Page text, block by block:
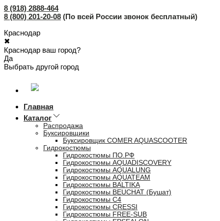
8 (918) 2888-464
8 (800) 201-20-08 (По всей России звонок бесплатный)
Краснодар
✖
Краснодар ваш город?
Да
Выбрать другой город
Главная
Каталог
Распродажа
Буксировщики
Буксировщик COMER AQUASCOOTER
Гидрокостюмы
Гидрокостюмы ПО.РФ
Гидрокостюмы AQUADISCOVERY
Гидрокостюмы AQUALUNG
Гидрокостюмы AQUATEAM
Гидрокостюмы BALTIKA
Гидрокостюмы BEUCHAT (Бушат)
Гидрокостюмы C4
Гидрокостюмы CRESSI
Гидрокостюмы FREE-SUB